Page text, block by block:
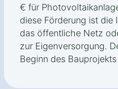
€ für
diese Förderung ist die
das öffentliche Netz
zur Eigenversorgung.
Beginn des